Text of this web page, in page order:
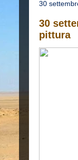
30
30
pittura